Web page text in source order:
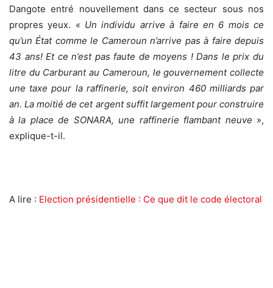
Dangote entré nouvellement dans ce secteur sous nos
propres yeux. « Un individu arrive à faire en 6 mois ce
qu’un État comme le Cameroun n’arrive pas à faire depuis
43 ans! Et ce n’est pas faute de moyens ! Dans le prix du
litre du Carburant au Cameroun, le gouvernement collecte
une taxe pour la raffinerie, soit environ 460 milliards par
an. La moitié de cet argent suffit largement pour construire
à la place de SONARA, une raffinerie flambant neuve »,
explique-t-il.
A lire : Election présidentielle : Ce que dit le code électoral